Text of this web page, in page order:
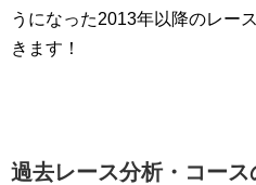
うになった2013年以降のレー
きます！
過去レース分析・コース